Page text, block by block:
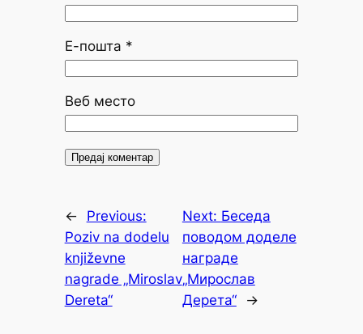
Е-пошта *
Веб место
←
Previous:
Poziv na dodelu
književne
nagrade „Miroslav
Dereta“
Next: Беседа
поводом доделе
награде
„Мирослав
Дерета“
→